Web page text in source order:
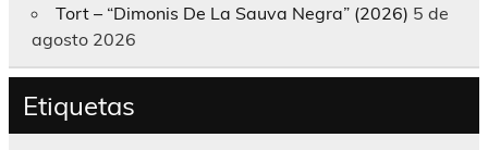
Tort – “Dimonis De La Sauva Negra” (2026) 5 de
agosto 2026
Etiquetas